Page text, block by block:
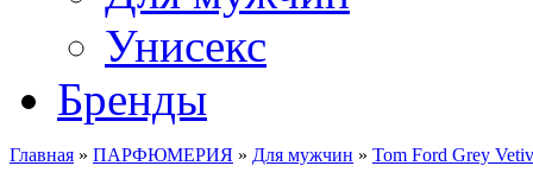
Унисекс
Бренды
Главная » ПАРФЮМЕРИЯ » Для мужчин » Tom Ford Grey